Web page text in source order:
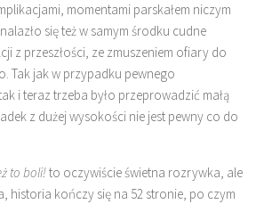
momentami parskałem niczym
się też w samym środku cudne
z przeszłości, ze zmuszeniem ofiary do
Tak jak w przypadku pewnego
i teraz trzeba było przeprowadzić małą
z dużej wysokości nie jest pewny co do
to boli!to oczywiście świetna rozrywka, ale
historia kończy się na 52 stronie, po czym